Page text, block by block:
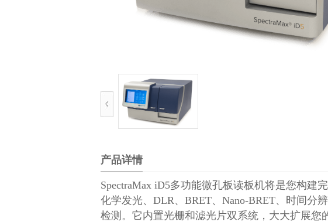
产品详情
SpectraMax iD5多功能微孔板读板机将是您构建
化学发光、 DLR、 BRET、 Nano-BRET、时间分辨
检测。它内置光栅和滤光片双系统，大大扩展